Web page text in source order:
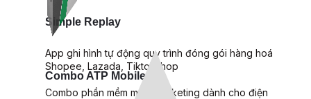
Combo ATP Mobile
Combo phần mềm mềm Marketing dành cho điện
Simple Replay
App ghi hình tự động quy trình đóng gói hàng hoá
Shopee, Lazada, Tiktokshop